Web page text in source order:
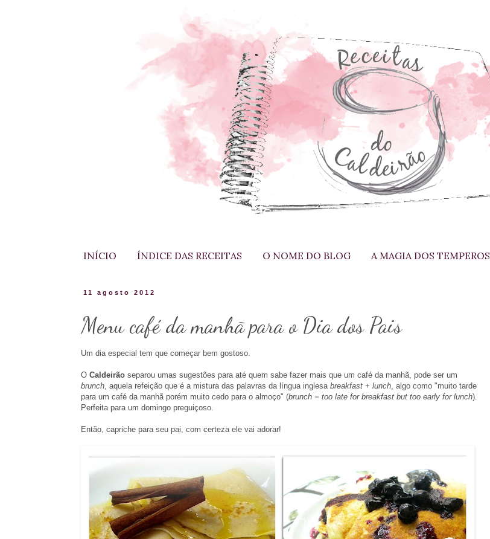
INÍCIO ÍNDICE DAS RECEITAS O NOME DO BLOG A MAGIA DOS TEMPEROS
11 agosto 2012
Menu café da manhã para o Dia dos Pais
Um dia especial tem que começar bem gostoso.
O Caldeirão separou umas sugestões para até quem sabe fazer mais que um café da manhã, pode ser um
brunch, aquela refeição que é a mistura das palavras da língua inglesa breakfast + lunch, algo como "muito tarde
para um café da manhã porém muito cedo para o almoço" (brunch = too late for breakfast but too early for lunch).
Perfeita para um domingo preguiçoso.
Então, capriche para seu pai, com certeza ele vai adorar!